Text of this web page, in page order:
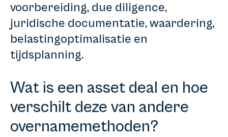
voorbereiding, due diligence,
juridische documentatie, waardering,
belastingoptimalisatie en
tijdsplanning.
Wat is een asset deal en hoe
verschilt deze van andere
overnamemethoden?